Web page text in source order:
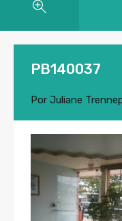
PB140037
Por Juliane